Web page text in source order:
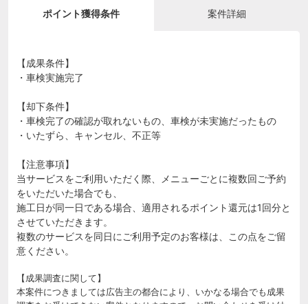
ポイント獲得条件 案件詳細
【成果条件】
・車検実施完了
【却下条件】
・車検完了の確認が取れないもの、車検が未実施だったもの
・いたずら、キャンセル、不正等
【注意事項】
当サービスをご利用いただく際、メニューごとに複数回ご予約
をいただいた場合でも、
施工日が同一日である場合、適用されるポイント還元は1回分と
させていただきます。
複数のサービスを同日にご利用予定のお客様は、この点をご留
意ください。
【成果調査に関して】
本案件につきましては広告主の都合により、いかなる場合でも成果